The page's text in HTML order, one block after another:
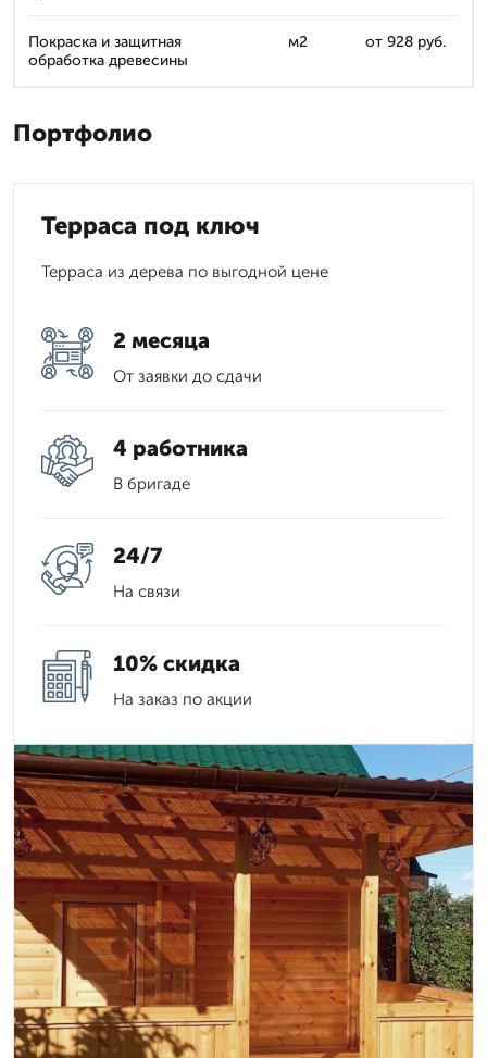
Покраска и защитная
обработка древесины
м2 от 928 руб.
Портфолио
Терраса под ключ
Терраса из дерева по выгодной цене
2 месяца
От заявки до сдачи
4 работника
В бригаде
24/7
На связи
10% скидка
На заказ по акции